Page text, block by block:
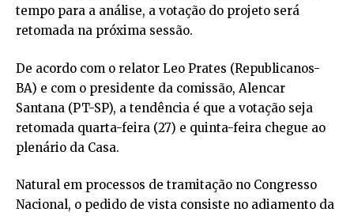
tempo para a análise, a votação do projeto será
retomada na próxima sessão.
De acordo com o relator Leo Prates (Republicanos-
BA) e com o presidente da comissão, Alencar
Santana (PT-SP), a tendência é que a votação seja
retomada quarta-feira (27) e quinta-feira chegue ao
plenário da Casa.
Natural em processos de tramitação no Congresso
Nacional, o pedido de vista consiste no adiamento da